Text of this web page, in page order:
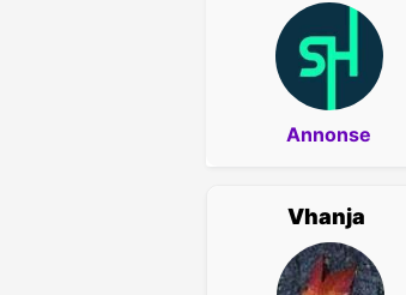
Annonse
Vhanja